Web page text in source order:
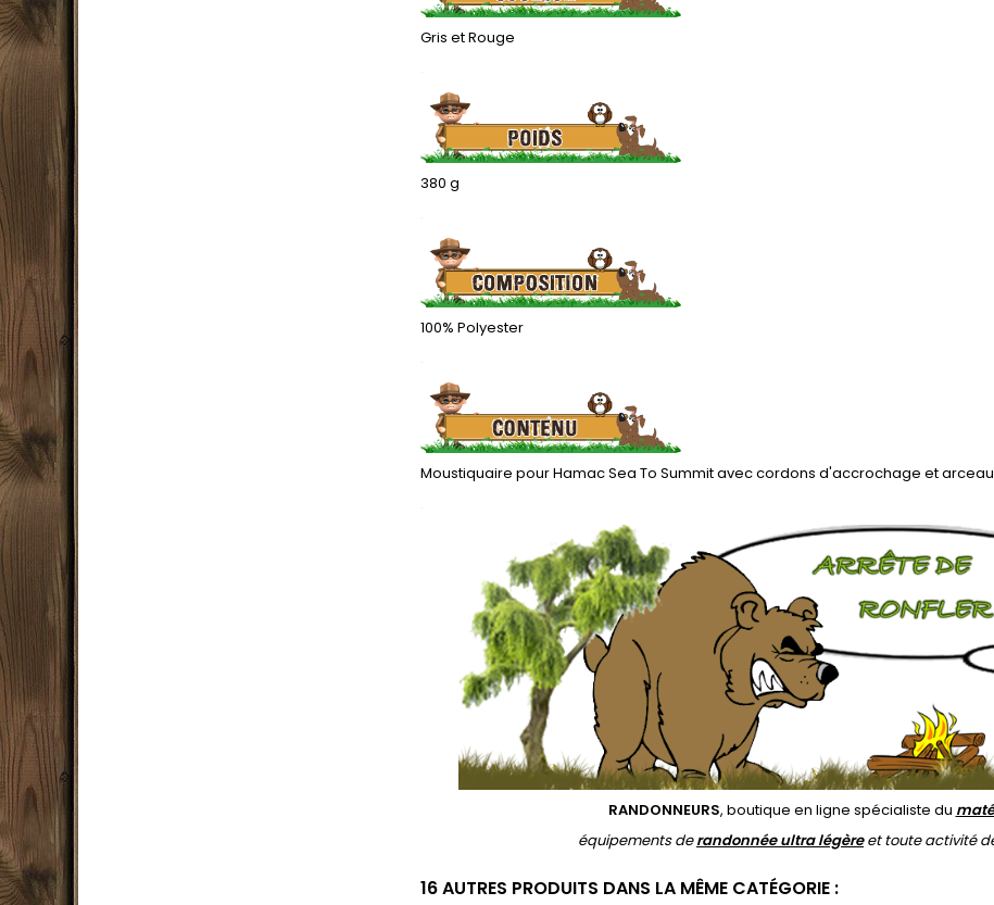
Gris et Rouge
.
380 g
.
100% Polyester
.
Moustiquaire pour Hamac Sea To Summit avec cordons d'accrochage et
.
RANDONNEURS, boutique en ligne spécialiste du
équipements derandonnée ultra légèreet toute activité
16 AUTRES PRODUITS DANS LA MÊME CATÉGORIE :